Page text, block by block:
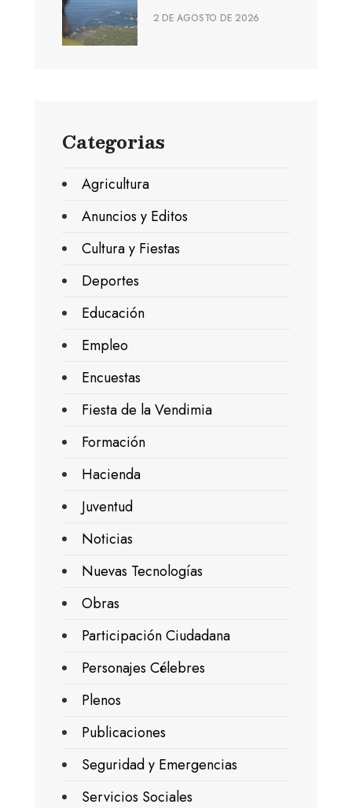
2 DE AGOSTO DE 2026
Categorias
Agricultura
Anuncios y Editos
Cultura y Fiestas
Deportes
Educación
Empleo
Encuestas
Fiesta de la Vendimia
Formación
Hacienda
Juventud
Noticias
Nuevas Tecnologías
Obras
Participación Ciudadana
Personajes Célebres
Plenos
Publicaciones
Seguridad y Emergencias
Servicios Sociales